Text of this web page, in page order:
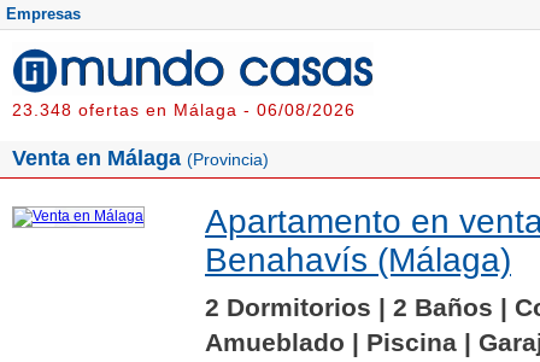
Empresas
23.348 ofertas en Málaga - 06/08/2026
Venta en Málaga (Provincia)
Apartamento en
Benahavís (Málaga)
2 Dormitorios | 2 Baños |
Amueblado | Piscina |